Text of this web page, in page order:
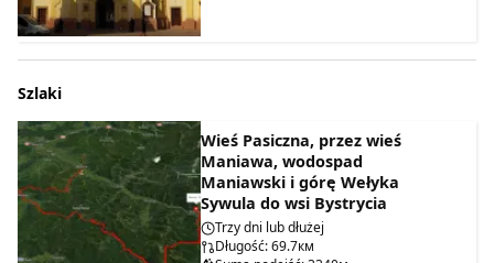
Szlaki
Wieś Pasiczna, przez wieś
Maniawa, wodospad
Maniawski i górę Wełyka
Sywula do wsi Bystrycia
Trzy dni lub dłużej
Długość: 69.7км